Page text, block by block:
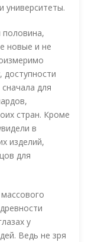
университеты.
половина,
новые и не
для
стран. Кроме
в
изделий,
для
у
Ведь не зря